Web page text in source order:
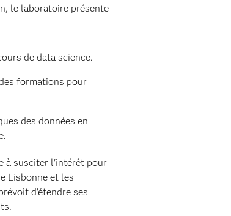
le laboratoire présente
de data science.
formations pour
des données en
à susciter l'intérêt pour
Lisbonne et les
d'étendre ses